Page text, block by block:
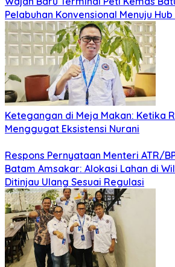
Pelabuhan Konvensional Menuju
Ketegangan di Meja Makan: Ketika
Menggugat Eksistensi Nurani
Respons Pernyataan Menteri ATR/
Batam Amsakar: Alokasi Lahan di
Ditinjau Ulang Sesuai Regulasi